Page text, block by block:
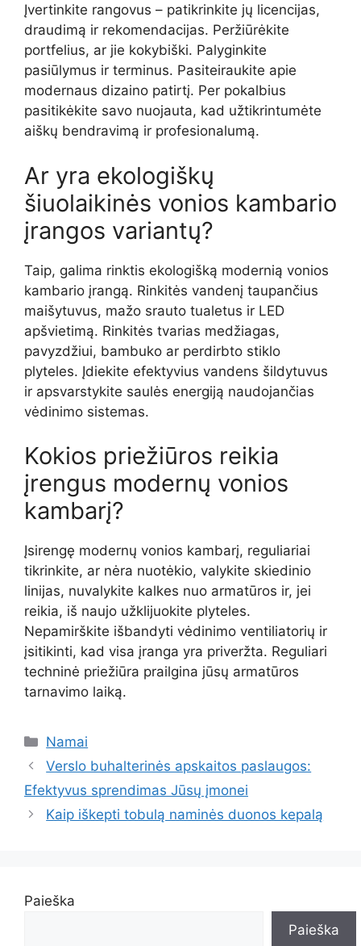
Įvertinkite rangovus – patikrinkite jų licencijas,
draudimą ir rekomendacijas. Peržiūrėkite
portfelius, ar jie kokybiški. Palyginkite
pasiūlymus ir terminus. Pasiteiraukite apie
modernaus dizaino patirtį. Per pokalbius
pasitikėkite savo nuojauta, kad užtikrintumėte
aiškų bendravimą ir profesionalumą.
Ar yra ekologiškų
šiuolaikinės vonios kambario
įrangos variantų?
Taip, galima rinktis ekologišką modernią vonios
kambario įrangą. Rinkitės vandenį taupančius
maišytuvus, mažo srauto tualetus ir LED
apšvietimą. Rinkitės tvarias medžiagas,
pavyzdžiui, bambuko ar perdirbto stiklo
plyteles. Įdiekite efektyvius vandens šildytuvus
ir apsvarstykite saulės energiją naudojančias
vėdinimo sistemas.
Kokios priežiūros reikia
įrengus modernų vonios
kambarį?
Įsirengę modernų vonios kambarį, reguliariai
tikrinkite, ar nėra nuotėkio, valykite skiedinio
linijas, nuvalykite kalkes nuo armatūros ir, jei
reikia, iš naujo užklijuokite plyteles.
Nepamirškite išbandyti vėdinimo ventiliatorių ir
įsitikinti, kad visa įranga yra priveržta. Reguliari
techninė priežiūra prailgina jūsų armatūros
tarnavimo laiką.
Kategorijos
Namai
Verslo buhalterinės apskaitos paslaugos:
Efektyvus sprendimas Jūsų įmonei
Kaip iškepti tobulą naminės duonos kepalą
Paieška
Paieška